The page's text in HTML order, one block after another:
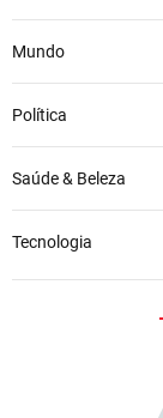
Mundo
Política
Saúde & Beleza
Tecnologia